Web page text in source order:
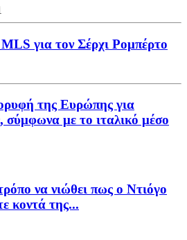
για τον Σέρχι Ρομπέρτο
της Ευρώπης για
σύμφωνα με το ιταλικό μέσο
να νιώθει πως ο Ντιόγο
κοντά της...